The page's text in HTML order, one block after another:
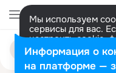
Мы используем
сервисы для вас.
настроить cookie-
представитель.
Разрешить все
Поиск
публикациям
Информация о
на платформе —